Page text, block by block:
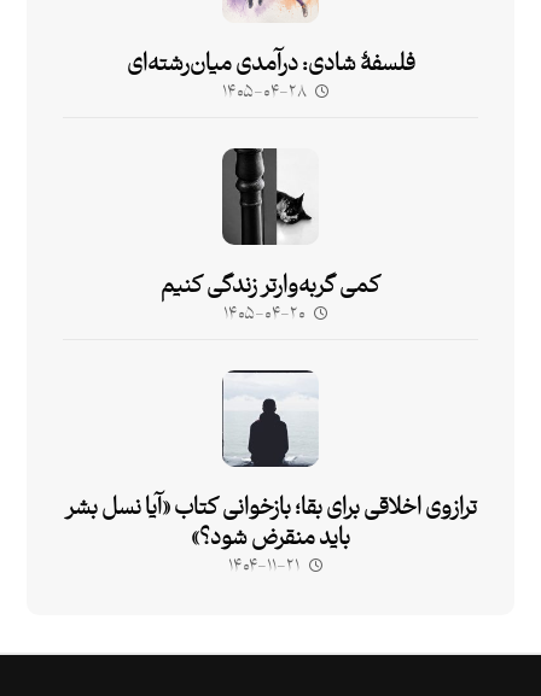
فلسفۀ شادی: درآمدی میان‌رشته‌ای
۱۴۰۵-۰۴-۲۸
کمی گربه‌وارتر زندگی کنیم
۱۴۰۵-۰۴-۲۰
ترازوی اخلاقی برای بقا؛ بازخوانی کتاب «آیا نسل بشر
باید منقرض شود؟»
۱۴۰۴-۱۱-۲۱